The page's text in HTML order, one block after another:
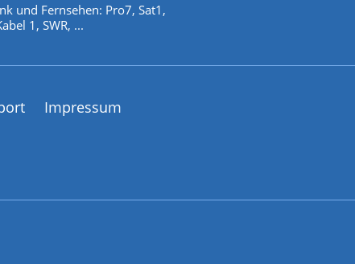
und Fernsehen: Pro7, Sat1,
1, SWR, ...
Impressum